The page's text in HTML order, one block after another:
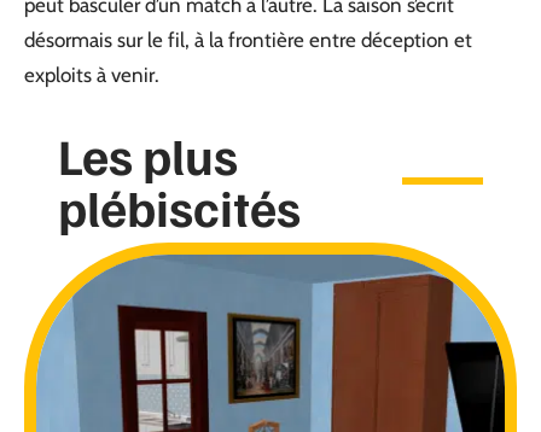
peut basculer d’un match à l’autre. La saison s’écrit
désormais sur le fil, à la frontière entre déception et
exploits à venir.
Les plus
plébiscités